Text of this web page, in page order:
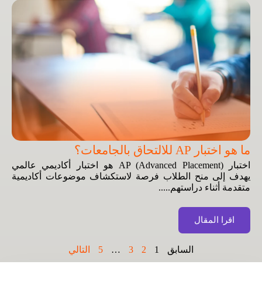
ما هو اختبار AP للالتحاق بالجامعات؟
اختبار AP (Advanced Placement) هو اختبار أكاديمي عالمي
يهدف إلى منح الطلاب فرصة لاستكشاف موضوعات أكاديمية
متقدمة أثناء دراستهم.....
اقرا المقال
السابق 1
2
3
…
5 التالي